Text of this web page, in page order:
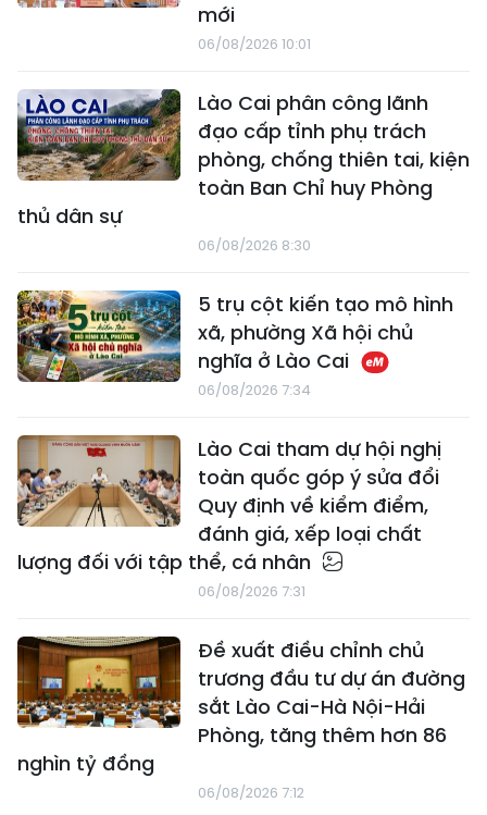
mới
06/08/2026 10:01
Lào Cai phân công lãnh
đạo cấp tỉnh phụ trách
phòng, chống thiên tai, kiện
toàn Ban Chỉ huy Phòng
thủ dân sự
06/08/2026 8:30
5 trụ cột kiến tạo mô hình
xã, phường Xã hội chủ
nghĩa ở Lào Cai
06/08/2026 7:34
Lào Cai tham dự hội nghị
toàn quốc góp ý sửa đổi
Quy định về kiểm điểm,
đánh giá, xếp loại chất
lượng đối với tập thể, cá nhân
06/08/2026 7:31
Đề xuất điều chỉnh chủ
trương đầu tư dự án đường
sắt Lào Cai-Hà Nội-Hải
Phòng, tăng thêm hơn 86
nghìn tỷ đồng
06/08/2026 7:12